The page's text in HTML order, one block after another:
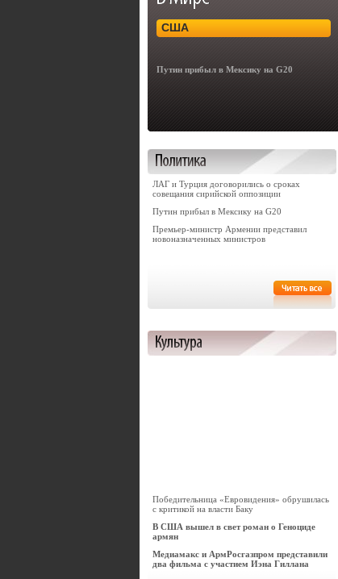
США
Путин прибыл в Мексику на G20
ЛАГ и Турция договорились о сроках
совещания сирийской оппозиции
Путин прибыл в Мексику на G20
Премьер-министр Армении представил
новоназначенных министров
Победительница «Евровидения» обрушилась
с критикой на власти Баку
В США вышел в свет роман о Геноциде
армян
Медиамакс и АрмРосгазпром представили
два фильма c участием Иэна Гиллана